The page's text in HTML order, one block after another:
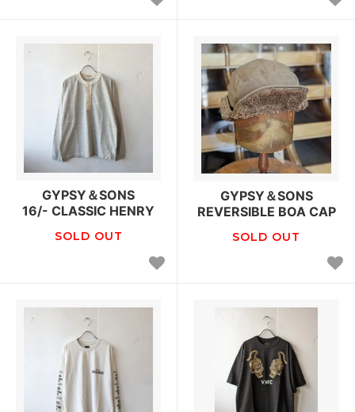
GYPSY＆SONS
16/- CLASSIC HENRY
SOLD OUT
GYPSY＆SONS
REVERSIBLE BOA CAP
SOLD OUT